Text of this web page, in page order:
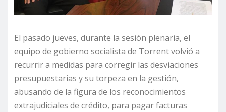
El pasado jueves, durante la sesión plenaria, el
equipo de gobierno socialista de Torrent volvió a
recurrir a medidas para corregir las desviaciones
presupuestarias y su torpeza en la gestión,
abusando de la figura de los reconocimientos
extrajudiciales de crédito, para pagar facturas